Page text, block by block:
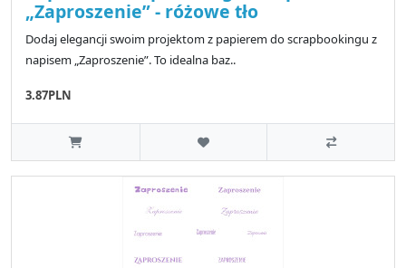
„Zaproszenie” - różowe tło
Dodaj elegancji swoim projektom z papierem do scrapbookingu z
napisem „Zaproszenie”. To idealna baz..
3.87PLN